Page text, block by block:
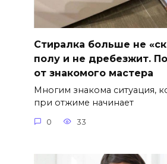
Стиралка больше не
полу и не дребезжит.
от знакомого мастера
Многим знакома ситуация,
при отжиме начинает
0 33